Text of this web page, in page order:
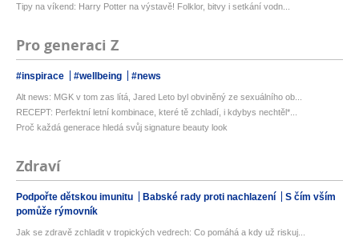
Tipy na víkend: Harry Potter na výstavě! Folklor, bitvy i setkání vodn...
Pro generaci Z
#inspirace #wellbeing #news
Alt news: MGK v tom zas lítá, Jared Leto byl obviněný ze sexuálního ob...
RECEPT: Perfektní letní kombinace, které tě zchladí, i kdybys nechtěl*...
Proč každá generace hledá svůj signature beauty look
Zdraví
Podpořte dětskou imunitu Babské rady proti nachlazení
S čím vším
pomůže rýmovník
Jak se zdravě zchladit v tropických vedrech: Co pomáhá a kdy už riskuj...